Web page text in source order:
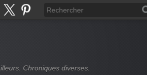
Chroniques diverses.